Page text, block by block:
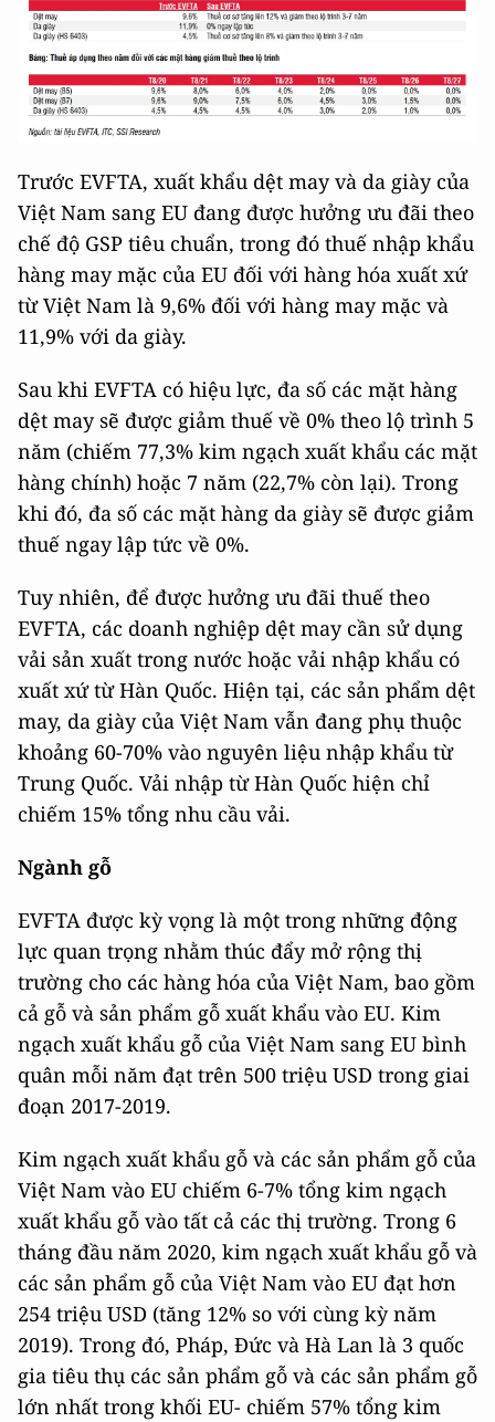
Trước EVFTA, xuất khẩu dệt may và da giày của
Việt Nam sang EU đang được hưởng ưu đãi theo
chế độ GSP tiêu chuẩn, trong đó thuế nhập khẩu
hàng may mặc của EU đối với hàng hóa xuất xứ
từ Việt Nam là 9,6% đối với hàng may mặc và
11,9% với da giày.
Sau khi EVFTA có hiệu lực, đa số các mặt hàng
dệt may sẽ được giảm thuế về 0% theo lộ trình 5
năm (chiếm 77,3% kim ngạch xuất khẩu các mặt
hàng chính) hoặc 7 năm (22,7% còn lại). Trong
khi đó, đa số các mặt hàng da giày sẽ được giảm
thuế ngay lập tức về 0%.
Tuy nhiên, để được hưởng ưu đãi thuế theo
EVFTA, các doanh nghiệp dệt may cần sử dụng
vải sản xuất trong nước hoặc vải nhập khẩu có
xuất xứ từ Hàn Quốc. Hiện tại, các sản phẩm dệt
may, da giày của Việt Nam vẫn đang phụ thuộc
khoảng 60-70% vào nguyên liệu nhập khẩu từ
Trung Quốc. Vải nhập từ Hàn Quốc hiện chỉ
chiếm 15% tổng nhu cầu vải.
Ngành gỗ
EVFTA được kỳ vọng là một trong những động
lực quan trọng nhằm thúc đẩy mở rộng thị
trường cho các hàng hóa của Việt Nam, bao gồm
cả gỗ và sản phẩm gỗ xuất khẩu vào EU. Kim
ngạch xuất khẩu gỗ của Việt Nam sang EU bình
quân mỗi năm đạt trên 500 triệu USD trong giai
đoạn 2017-2019.
Kim ngạch xuất khẩu gỗ và các sản phẩm gỗ của
Việt Nam vào EU chiếm 6-7% tổng kim ngạch
xuất khẩu gỗ vào tất cả các thị trường. Trong 6
tháng đầu năm 2020, kim ngạch xuất khẩu gỗ và
các sản phẩm gỗ của Việt Nam vào EU đạt hơn
254 triệu USD (tăng 12% so với cùng kỳ năm
2019). Trong đó, Pháp, Đức và Hà Lan là 3 quốc
gia tiêu thụ các sản phẩm gỗ và các sản phẩm gỗ
lớn nhất trong khối EU- chiếm 57% tổng kim